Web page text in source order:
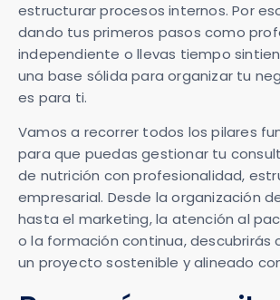
estructurar procesos internos. Por
dando tus primeros pasos como
independiente o llevas tiempo
una base sólida para organizar tu
es para ti.
Vamos a recorrer todos los pilares
para que puedas gestionar tu
de nutrición con profesionalidad,
empresarial. Desde la organización
hasta el marketing, la atención al
o la formación continua, descubrirás
un proyecto sostenible y alineado